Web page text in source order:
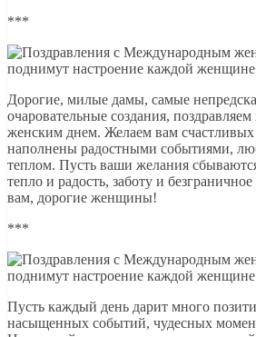
***
Дорогие, милые дамы, самые
очаровательные создания,
женским днем. Желаем вам счастливых
наполнены радостными событиями,
теплом. Пусть ваши желания
тепло и радость, заботу и
вам, дорогие женщины!
***
Пусть каждый день дарит много
насыщенных событий, чудесных